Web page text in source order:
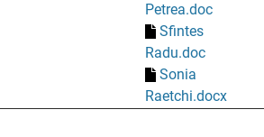
Petrea.doc
Sfintes
Radu.doc
Sonia
Raetchi.docx